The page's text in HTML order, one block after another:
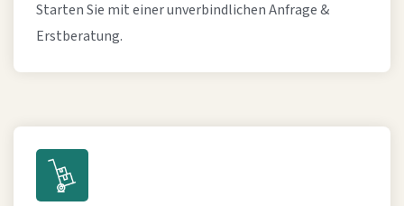
Starten Sie mit einer unverbindlichen Anfrage &
Erstberatung.